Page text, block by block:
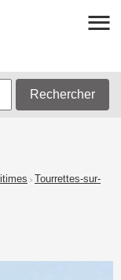
Rechercher
>
Tourrettes-sur-